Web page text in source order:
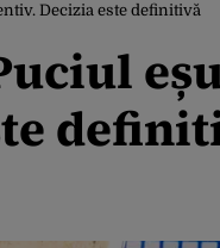
Decizia este definitivă